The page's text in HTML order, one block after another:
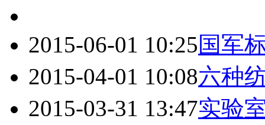
2015-06-01 10:25国军
2015-04-01 10:08六种
2015-03-31 13:47实验